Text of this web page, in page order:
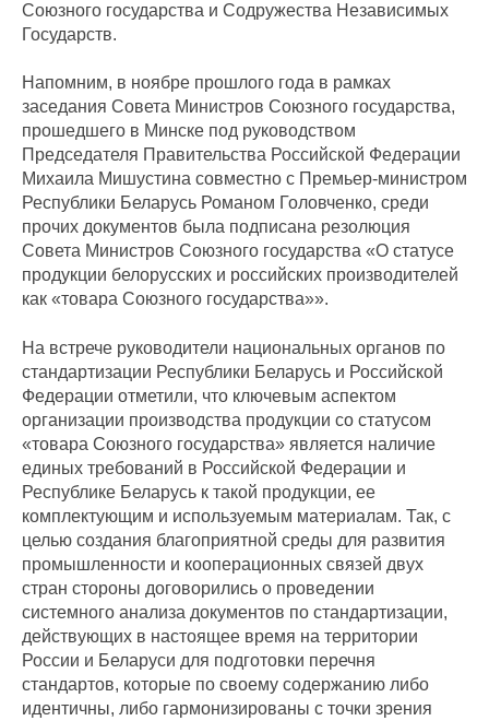
Союзного государства и Содружества Независимых
Государств.
Напомним, в ноябре прошлого года в рамках
заседания Совета Министров Союзного государства,
прошедшего в Минске под руководством
Председателя Правительства Российской Федерации
Михаила Мишустина совместно с Премьер-министром
Республики Беларусь Романом Головченко, среди
прочих документов была подписана резолюция
Совета Министров Союзного государства «О статусе
продукции белорусских и российских производителей
как «товара Союзного государства»».
На встрече руководители национальных органов по
стандартизации Республики Беларусь и Российской
Федерации отметили, что ключевым аспектом
организации производства продукции со статусом
«товара Союзного государства» является наличие
единых требований в Российской Федерации и
Республике Беларусь к такой продукции, ее
комплектующим и используемым материалам. Так, с
целью создания благоприятной среды для развития
промышленности и кооперационных связей двух
стран стороны договорились о проведении
системного анализа документов по стандартизации,
действующих в настоящее время на территории
России и Беларуси для подготовки перечня
стандартов, которые по своему содержанию либо
идентичны, либо гармонизированы с точки зрения